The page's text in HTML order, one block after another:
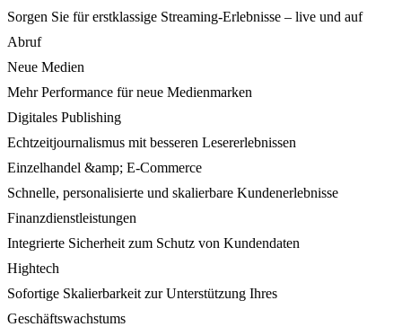
Sorgen Sie für erstklassige Streaming-Erlebnisse – live und auf
Abruf
Neue Medien
Mehr Performance für neue Medienmarken
Digitales Publishing
Echtzeitjournalismus mit besseren Lesererlebnissen
Einzelhandel &amp; E-Commerce
Schnelle, personalisierte und skalierbare Kundenerlebnisse
Finanzdienstleistungen
Integrierte Sicherheit zum Schutz von Kundendaten
Hightech
Sofortige Skalierbarkeit zur Unterstützung Ihres
Geschäftswachstums